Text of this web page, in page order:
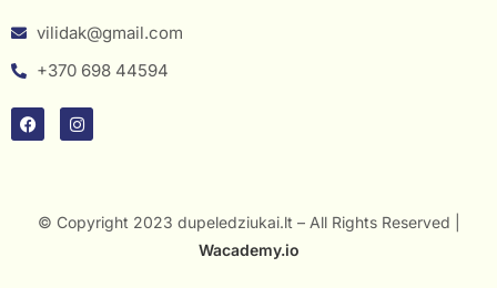
vilidak@gmail.com
+370 698 44594
© Copyright 2023 dupeledziukai.lt – All Rights Reserved |
Wacademy.io